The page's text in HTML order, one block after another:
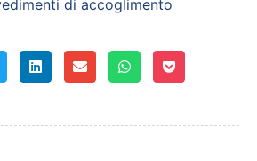
di accoglimento